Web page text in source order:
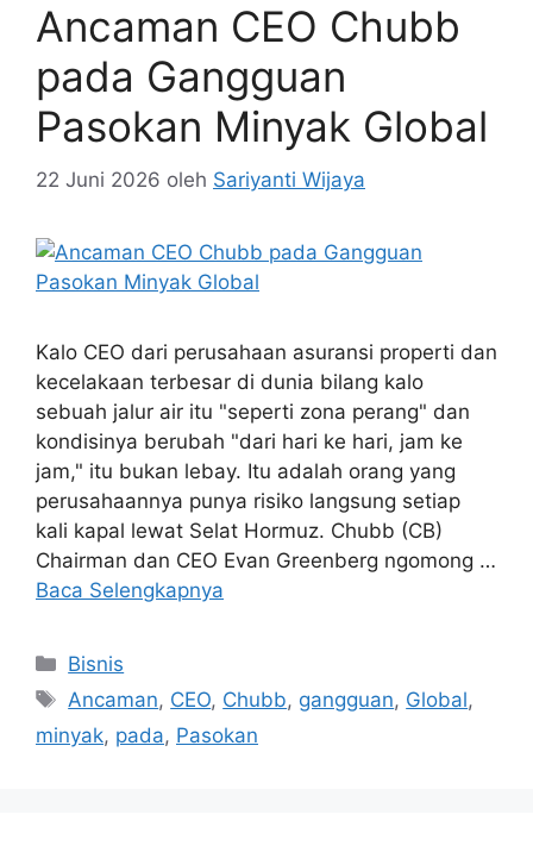
Ancaman CEO Chubb
pada Gangguan
Pasokan Minyak Global
22 Juni 2026 oleh Sariyanti Wijaya
Kalo CEO dari perusahaan asuransi properti dan
kecelakaan terbesar di dunia bilang kalo
sebuah jalur air itu "seperti zona perang" dan
kondisinya berubah "dari hari ke hari, jam ke
jam," itu bukan lebay. Itu adalah orang yang
perusahaannya punya risiko langsung setiap
kali kapal lewat Selat Hormuz. Chubb (CB)
Chairman dan CEO Evan Greenberg ngomong …
Baca Selengkapnya
Kategori
Bisnis
Tag
Ancaman, CEO, Chubb, gangguan, Global,
minyak, pada, Pasokan